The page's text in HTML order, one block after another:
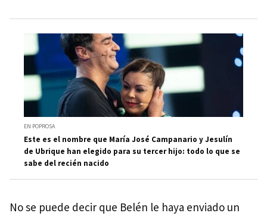
EN POPROSA
Este es el nombre que María José Campanario y Jesulín
de Ubrique han elegido para su tercer hijo: todo lo que se
sabe del recién nacido
No se puede decir que Belén le haya enviado un